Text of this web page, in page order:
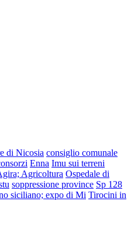
di Nicosia consiglio comunale
Enna Imu sui terreni
Agricoltura Ospedale di
soppressione province Sp 128
siciliano; expo di Mi Tirocini in